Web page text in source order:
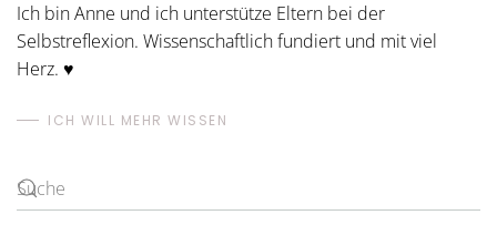
Ich bin Anne und ich unterstütze Eltern bei der
Selbstreflexion. Wissenschaftlich fundiert und mit viel
Herz. ♥
ICH WILL MEHR WISSEN